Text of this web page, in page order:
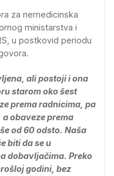
za nemedicinska
ministarstva i
u postkovid periodu
ali postoji i ona
starom oko šest
prema radnicima, pa
obaveze prema
od 60 odsto. Naša
biti da se u
dobavljačima. Preko
godini, bez